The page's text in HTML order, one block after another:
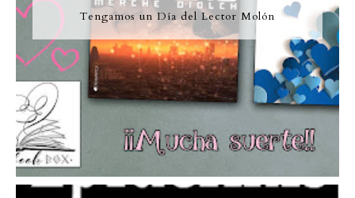
Tengamos un Día del Lector Molón